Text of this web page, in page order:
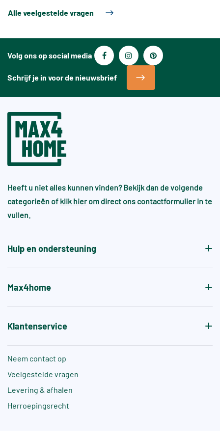
afgewerkt.
bijvoorbeeld achter een wastafel, in de douche of
Alle veelgestelde vragen
Volg ons op social media
Schrijf je in voor de nieuwsbrief
Heeft u niet alles kunnen vinden? Bekijk dan de volgende
categorieën of klik hier om direct ons contactformulier in te
vullen.
Hulp en ondersteuning
Max4home
Klantenservice
Neem contact op
Veelgestelde vragen
Levering & afhalen
Herroepingsrecht